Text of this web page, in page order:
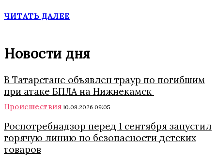
ЧИТАТЬ ДАЛЕЕ
Новости дня
В Татарстане объявлен траур по погибшим
при атаке БПЛА на Нижнекамск
Происшествия 10.08.2026 09:05
Роспотребнадзор перед 1 сентября запустил
горячую линию по безопасности детских
товаров